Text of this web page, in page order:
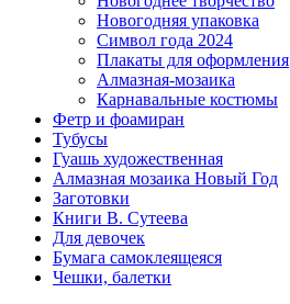
Новогодняя упаковка
Символ года 2024
Плакаты для оформления
Алмазная-мозаика
Карнавальные костюмы
Фетр и фоамиран
Тубусы
Гуашь художественная
Алмазная мозаика Новый Год
Заготовки
Книги В. Сутеева
Для девочек
Бумага самоклеящеяся
Чешки, балетки